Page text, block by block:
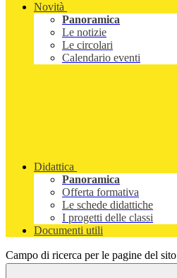
Novità
Panoramica
Le notizie
Le circolari
Calendario eventi
Didattica
Panoramica
Offerta formativa
Le schede didattiche
I progetti delle classi
Documenti utili
Campo di ricerca per le pagine del sito